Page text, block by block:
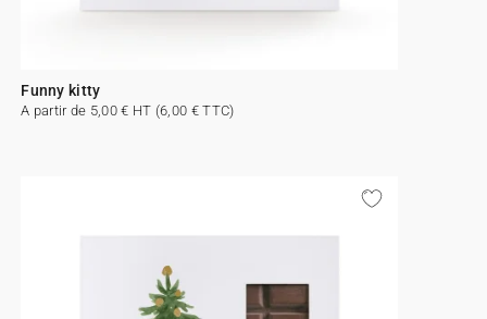
Funny kitty
A partir de 5,00 € HT (6,00 € TTC)